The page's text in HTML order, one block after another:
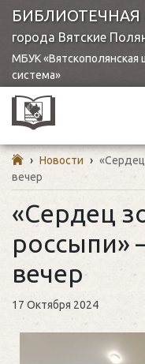
БИБЛИОТЕЧНАЯ
города Вятские
МБУК «Вятскополянская
система»
› Новости ›
вечер
«Сердец
россыпи»
вечер
17 Октября 2024